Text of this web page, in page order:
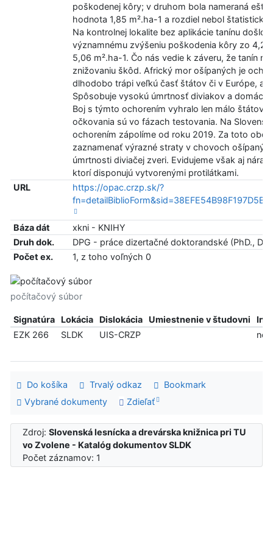
poškodenej kôry; v druhom bola nameraná ešte
hodnota 1,85 m².ha-1 a rozdiel nebol štatisticky
Na kontrolnej lokalite bez aplikácie tanínu došlo
významnému zvýšeniu poškodenia kôry zo 4,23
5,06 m².ha-1. Čo nás vedie k záveru, že tanín
znižovaniu škôd. Africký mor ošípaných je
dlhodobo trápi veľkú časť štátov či v Európe,
Spôsobuje vysokú úmrtnosť diviakov a
Boj s týmto ochorením vyhralo len málo štátov
očkovania sú vo fázach testovania. Na
ochorením zápolíme od roku 2019. Za toto
zaznamenať výrazné straty v chovoch
úmrtnosti diviačej zveri. Evidujeme však aj
ktorí disponujú vytvorenými protilátkami.
URL
https://opac.crzp.sk/?
Báza dát
xkni - KNIHY
Druh dok.
DPG - práce dizertačné doktorandské (PhD., Dr.)
Počet ex.
1, z toho voľných 0
počítačový súbor
Signatúra Lokácia Dislokácia Umiestnenie v študovni
Info
EZK 266
SLDK UIS-CRZP
Do košíka Trvalý odkaz
Bookmark
Vybrané dokumenty
Zdieľať
Zdroj:Slovenská lesnícka a drevárska knižnica pri TU
vo Zvolene - Katalóg dokumentov SLDK
Počet záznamov: 1